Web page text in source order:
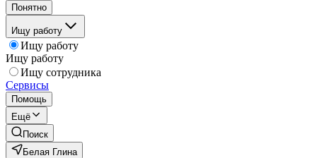
Понятно
Ищу работу
Ищу работу
Ищу работу
Ищу сотрудника
Сервисы
Помощь
Ещё
Поиск
Белая Глина